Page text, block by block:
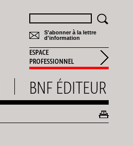
S'abonner à la lettre
d'information
ESPACE
PROFESSIONNEL
BNF ÉDITEUR